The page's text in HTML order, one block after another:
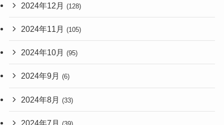
2024年12月 (128)
2024年11月 (105)
2024年10月 (95)
2024年9月 (6)
2024年8月 (33)
2024年7月